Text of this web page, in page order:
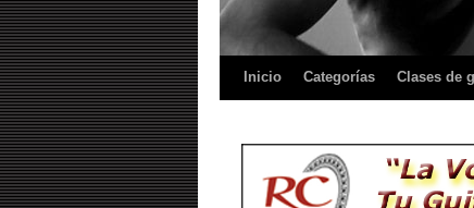
Inicio Categorías Clases de